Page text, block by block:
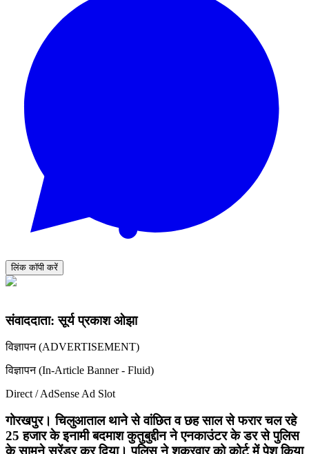
लिंक कॉपी करें
संवाददाता: सूर्य प्रकाश ओझा
विज्ञापन (ADVERTISEMENT)
विज्ञापन (In-Article Banner - Fluid)
Direct / AdSense Ad Slot
गोरखपुर। चिलुआताल थाने से वांछित व छह साल से फरार चल रहे
25 हजार के इनामी बदमाश कुतुबुद्दीन ने एनकाउंटर के डर से पुलिस
के सामने सरेंडर कर दिया। पुलिस ने शुक्रवार को कोर्ट में पेश किया